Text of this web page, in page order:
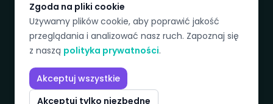
Porównanie
Regulamin
DOSTĘPNE JĘZYKI
ENPLSKCZ
Zgoda na pliki cookie
Używamy plików cookie, aby poprawić jakość
przeglądania i analizować nasz ruch. Zapoznaj się
z naszą polityka prywatności.
Akceptuj wszystkie
Akceptuj tylko niezbędne